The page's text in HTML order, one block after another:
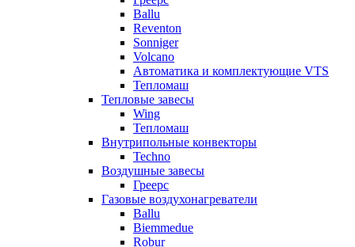
Ballu
Reventon
Sonniger
Volcano
Автоматика и комплектующие VTS
Тепломаш
Тепловые завесы
Wing
Тепломаш
Внутрипольные конвекторы
Techno
Воздушные завесы
Греерс
Газовые воздухонагреватели
Ballu
Biemmedue
Robur